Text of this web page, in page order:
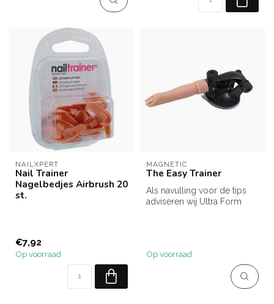
NAILXPERT
Nail Trainer
Nagelbedjes Airbrush 20
st.
€7,92
Op voorraad
MAGNETIC
The Easy Trainer
Als navulling voor de tips
adviseren wij Ultra Form
Op voorraad